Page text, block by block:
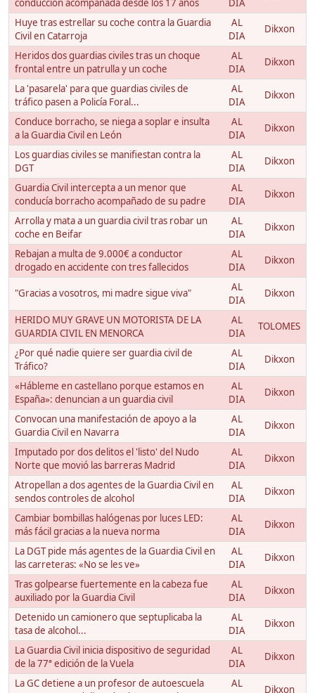
conducción acompañada desde los 17 años
DIA
Huye tras estrellar su coche contra la Guardia
Civil en Catarroja
AL
DIA
Dikxon
Heridos dos guardias civiles tras un choque
frontal entre un patrulla y un coche
AL
DIA
Dikxon
La 'pasarela' para que guardias civiles de
tráfico pasen a Policía Foral...
AL
DIA
Dikxon
Conduce borracho, se niega a soplar e insulta
a la Guardia Civil en León
AL
DIA
Dikxon
Los guardias civiles se manifiestan contra la
DGT
AL
DIA
Dikxon
Guardia Civil intercepta a un menor que
conducía borracho acompañado de su padre
AL
DIA
Dikxon
Arrolla y mata a un guardia civil tras robar un
coche en Beifar
AL
DIA
Dikxon
Rebajan a multa de 9.000€ a conductor
drogado en accidente con tres fallecidos
AL
DIA
Dikxon
"Gracias a vosotros, mi madre sigue viva"
AL
DIA
Dikxon
HERIDO MUY GRAVE UN MOTORISTA DE LA
GUARDIA CIVIL EN MENORCA
AL
DIA
TOLOMES
¿Por qué nadie quiere ser guardia civil de
Tráfico?
AL
DIA
Dikxon
«Hábleme en castellano porque estamos en
España»: denuncian a un guardia civil
AL
DIA
Dikxon
Convocan una manifestación de apoyo a la
Guardia Civil en Navarra
AL
DIA
Dikxon
Imputado por dos delitos el 'listo' del Nudo
Norte que movió las barreras Madrid
AL
DIA
Dikxon
Atropellan a dos agentes de la Guardia Civil en
sendos controles de alcohol
AL
DIA
Dikxon
Cambiar bombillas halógenas por luces LED:
más fácil gracias a la nueva norma
AL
DIA
Dikxon
La DGT pide más agentes de la Guardia Civil en
las carreteras: «No se les ve»
AL
DIA
Dikxon
Tras golpearse fuertemente en la cabeza fue
auxiliado por la Guardia Civil
AL
DIA
Dikxon
Detenido un camionero que septuplicaba la
tasa de alcohol...
AL
DIA
Dikxon
La Guardia Civil inicia dispositivo de seguridad
de la 77ª edición de la Vuela
AL
DIA
Dikxon
La GC detiene a un profesor de autoescuela
AL
Dikxon